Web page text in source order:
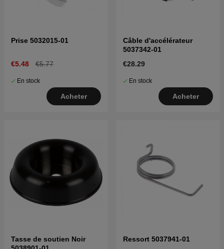
Prise 5032015-01
€5.48 €5.77
En stock
Acheter
Câble d'accélérateur
5037342-01
€28.29
En stock
Acheter
Tasse de soutien Noir
Ressort 5037941-01